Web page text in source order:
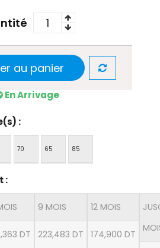
au panier
En Arrivage
:
70 65 85
:
DT
9 MOIS
223,483 DT
12 MOIS
174,900 DT